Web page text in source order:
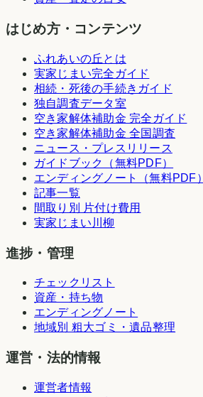
はじめ方・コンテンツ
ふれあいの丘とは
実家じまい完全ガイド
相続・死後の手続きガイド
独自調査データ室
空き家解体補助金 完全ガイド
空き家解体補助金 全国調査
ニュース・プレスリリース
ガイドブック（無料PDF）
エンディングノート（無料PDF）
記事一覧
間取り別 片付け費用
実家じまい川柳
進捗・管理
チェックリスト
資産・持ち物
エンディングノート
地域別 粗大ゴミ・遺品整理
運営・法的情報
運営者情報